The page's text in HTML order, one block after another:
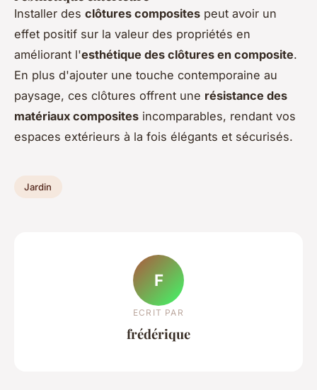
Installer des clôtures composites peut avoir un
effet positif sur la valeur des propriétés en
améliorant l'esthétique des clôtures en composite.
En plus d'ajouter une touche contemporaine au
paysage, ces clôtures offrent une résistance des
matériaux composites incomparables, rendant vos
espaces extérieurs à la fois élégants et sécurisés.
Jardin
F
ECRIT PAR
frédérique